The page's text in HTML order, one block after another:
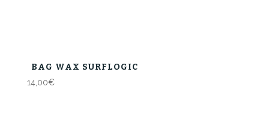
BAG WAX SURFLOGIC
14,00€